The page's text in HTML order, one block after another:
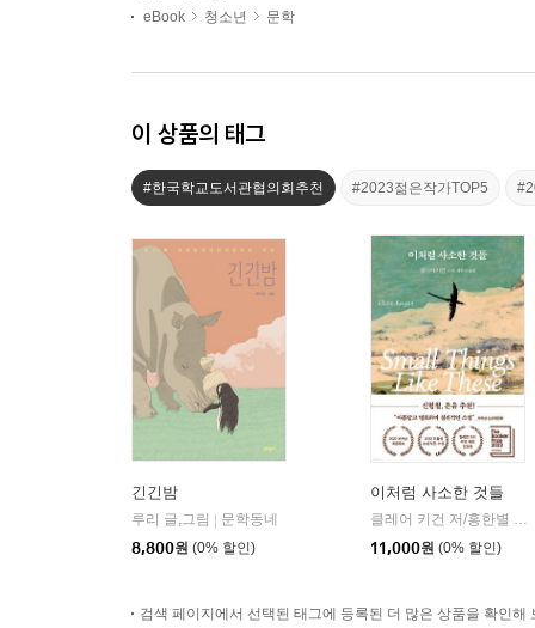
eBook 청소년 문학
이 상품의 태그
#한국학교도서관협의회추천 #2023젊은작가TOP5
긴긴밤
루리 글,그림
문학동네
8,800원 (0% 할인)
이처럼 사소한 것들
클레어 키건 저/홍한별 역
11,000원 (0% 할인)
검색 페이지에서 선택된 태그에 등록된 더 많은 상품을 확인해